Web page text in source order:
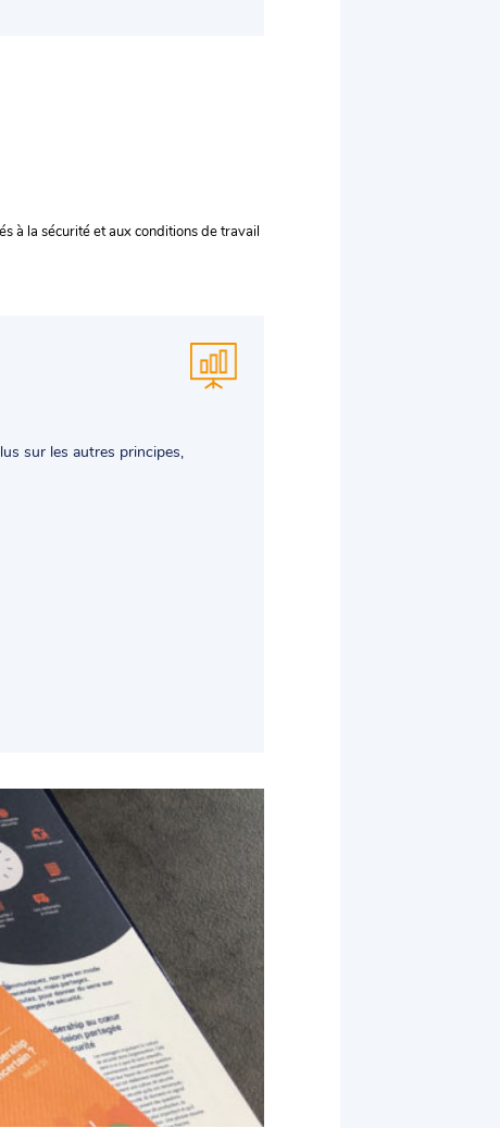
à la sécurité et aux conditions de travail
sur les autres principes,